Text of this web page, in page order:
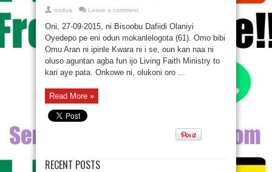
oodua Leave a comment
Oni, 27-09-2015, ni Bisoobu Dafiidi Olaniyi
Oyedepo pe eni odun mokanlelogota (61). Omo bibi
Omu Aran ni ipinle Kwara ni i se, oun kan naa ni
oluso aguntan agba fun ijo Living Faith Ministry to
kari aye pata. Onkowe ni, olukoni oro ...
Read More »
RECENT POSTS